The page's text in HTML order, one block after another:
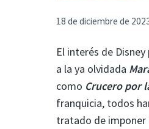
18 de diciembre de
El interés de
a la ya olvidada
como Crucero por
franquicia, todos
tratado de imponer